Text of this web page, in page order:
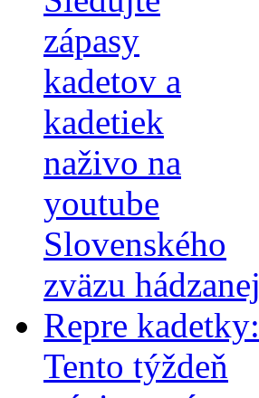
zápasy
kadetov a
kadetiek
naživo na
youtube
Slovenského
zväzu hádzanej
Repre kadetky:
Tento týždeň